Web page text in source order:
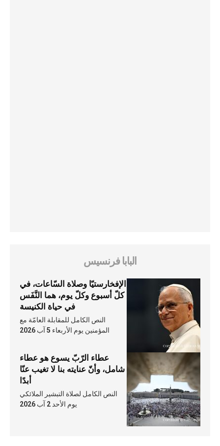
البابا فرنسيس
الإفخارستيّا وصلاة السّاعات، في
كلّ أسبوع وكلّ يوم، هما النَّفَس
في حياة الكنيسة
النص الكامل للمقابلة العامّة مع
المؤمنين يوم الأربعاء 5 آب 2026
عطاء الرّبّ يسوع هو عطاء
شامل، وأنّ عنايته بنا لا تغيب عنّا
أبدًا
النص الكامل لصلاة التبشير الملائكي
يوم الأحد 2 آب 2026